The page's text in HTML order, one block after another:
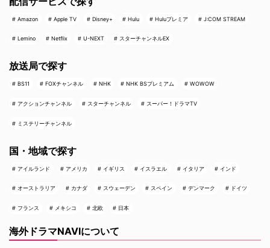
Amazon Apple TV Disney+ Hulu Huluプレミア J:COM STREAM
Lemino Netflix U-NEXT スターチャンネルEX
放送局で探す
BS11 FOXチャンネル NHK NHK BSプレミアム WOWOW
アクションチャンネル スターチャンネル スーパー！ドラマTV
ミステリーチャンネル
国・地域で探す
アイルランド アメリカ イギリス イスラエル イタリア インド
オーストラリア カナダ スウェーデン スペイン デンマーク ドイツ
フランス メキシコ 北欧 日本
海外ドラマNAVIについて